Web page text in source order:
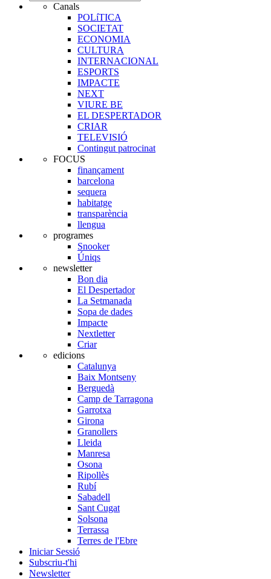
Canals
POLíTICA
SOCIETAT
ECONOMIA
CULTURA
INTERNACIONAL
ESPORTS
IMPACTE
NEXT
VIURE BE
EL DESPERTADOR
CRIAR
TELEVISIÓ
Contingut patrocinat
FOCUS
finançament
barcelona
sequera
habitatge
transparència
llengua
programes
Snooker
Úniqs
newsletter
Bon dia
El Despertador
La Setmanada
Sopa de dades
Impacte
Nextletter
Criar
edicions
Catalunya
Baix Montseny
Berguedà
Camp de Tarragona
Garrotxa
Girona
Granollers
Lleida
Manresa
Osona
Ripollès
Rubí
Sabadell
Sant Cugat
Solsona
Terrassa
Terres de l'Ebre
Iniciar Sessió
Subscriu-t'hi
Newsletter